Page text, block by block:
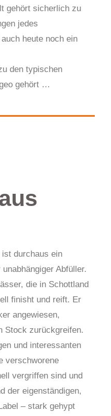
gehört sicherlich zu
jedes
heute noch ein
den typischen
gehört …
durchaus ein
Abfüller.
die in Schottland
finisht und reift. Er
angewiesen,
Stock zurückgreifen.
und interessanten
verschworene
vergriffen sind und
der eigenständigen,
– stark gehypt